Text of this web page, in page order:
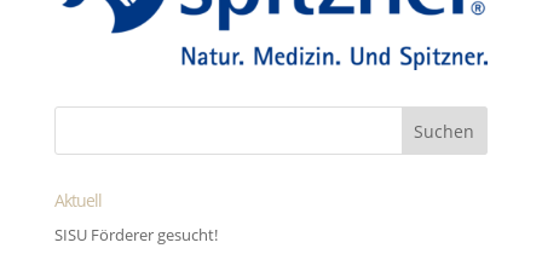
Aktuell
SISU Förderer gesucht!